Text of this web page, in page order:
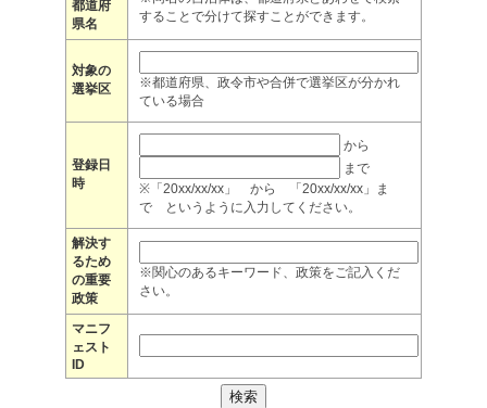
都道府
県名
することで分けて探すことができます。
対象の
選挙区
※都道府県、政令市や合併で選挙区が分かれ
ている場合
登録日
時
から
まで
※「20xx/xx/xx」 から 「20xx/xx/xx」ま
で というように入力してください。
解決す
るため
の重要
政策
※関心のあるキーワード、政策をご記入くだ
さい。
マニフ
ェスト
ID